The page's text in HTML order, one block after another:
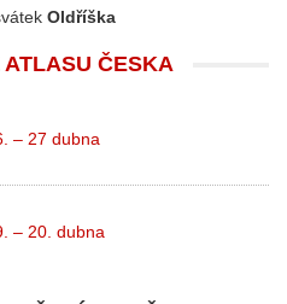
Oldříška
ATLASU ČESKA
– 27 dubna
– 20. dubna